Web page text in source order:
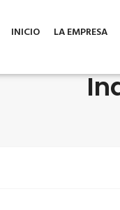
INICIO LA EMPRESA